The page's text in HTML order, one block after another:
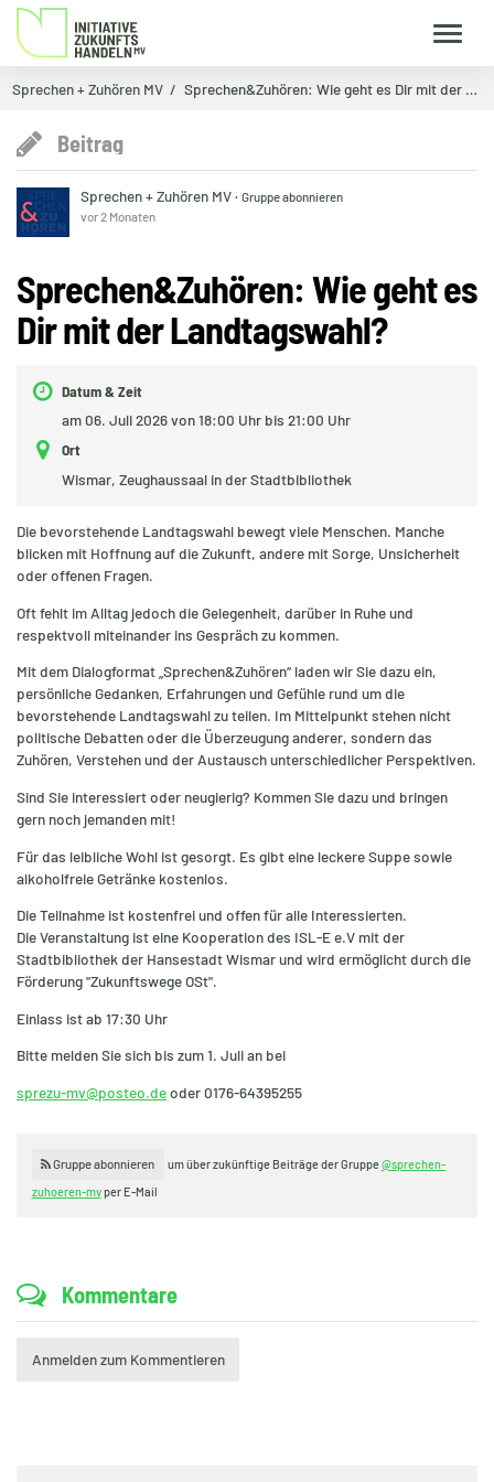
Sprechen + Zuhören MV Sprechen&Zuhören: Wie geht es Dir mit der Landtag…
Beitrag
Sprechen + Zuhören MV·Gruppe abonnieren
vor 2 Monaten
Sprechen&Zuhören: Wie geht es
Dir mit der Landtagswahl?
Datum & Zeit
am 06. Juli 2026 von 18:00 Uhr bis 21:00 Uhr
Ort
Wismar, Zeughaussaal in der Stadtbibliothek
Die bevorstehende Landtagswahl bewegt viele Menschen. Manche
blicken mit Hoffnung auf die Zukunft, andere mit Sorge, Unsicherheit
oder offenen Fragen.
Oft fehlt im Alltag jedoch die Gelegenheit, darüber in Ruhe und
respektvoll miteinander ins Gespräch zu kommen.
Mit dem Dialogformat „Sprechen&Zuhören“ laden wir Sie dazu ein,
persönliche Gedanken, Erfahrungen und Gefühle rund um die
bevorstehende Landtagswahl zu teilen. Im Mittelpunkt stehen nicht
politische Debatten oder die Überzeugung anderer, sondern das
Zuhören, Verstehen und der Austausch unterschiedlicher Perspektiven.
Sind Sie interessiert oder neugierig? Kommen Sie dazu und bringen
gern noch jemanden mit!
Für das leibliche Wohl ist gesorgt. Es gibt eine leckere Suppe sowie
alkoholfreie Getränke kostenlos.
Die Teilnahme ist kostenfrei und offen für alle Interessierten.
Die Veranstaltung ist eine Kooperation des ISL-E e.V mit der
Stadtbibliothek der Hansestadt Wismar und wird ermöglicht durch die
Förderung "Zukunftswege OSt".
Einlass ist ab 17:30 Uhr
Bitte melden Sie sich bis zum 1. Juli an bei
sprezu-mv@posteo.deoder 0176-64395255
Gruppe abonnieren um über zukünftige Beiträge der Gruppe@sprechen-
zuhoeren-mvper E-Mail
Kommentare
Anmelden zum Kommentieren